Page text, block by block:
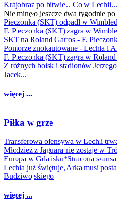
Krajobraz po bitwie... Co w Lechii...
Nie minęło jeszcze dwa tygodnie
Pieczonka (SKT) odpadł w
F. Pieczonka (SKT) zagra w
SKT na Roland Garros - F.
Pomorze znokautowane - Lechia i
F. Pieczonka (SKT) zagra w Roland
Z różnych boisk i stadionów
Jacek...
więcej ...
Piłka w grze
Transferowa ofensywa w Lechii
Młodzież z Jaguara nie zostaje w
Europa w Gdańsku*Stracona szansa
Lechia już świętuje, Arka musi
Budziwojskiego
więcej ...